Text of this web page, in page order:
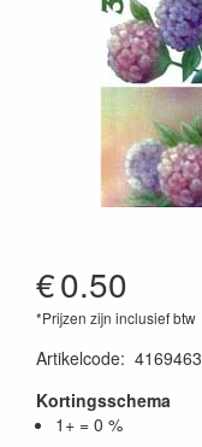
€0.50
*Prijzen zijn inclusief btw
Artikelcode: 4169463
Kortingsschema
1+ = 0 %